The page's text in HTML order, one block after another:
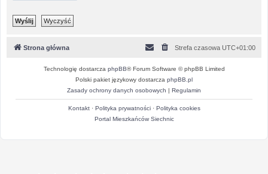
Strona główna Strefa czasowa UTC+01:00
Technologię dostarcza phpBB® Forum Software © phpBB Limited
Polski pakiet językowy dostarcza phpBB.pl
Zasady ochrony danych osobowych | Regulamin
Kontakt· Polityka prywatności· Polityka cookies
Portal Mieszkańców Siechnic